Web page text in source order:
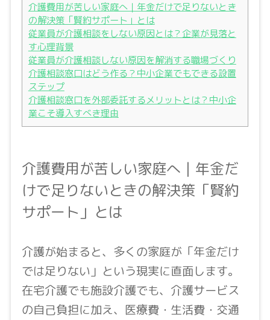
介護費用が苦しい家庭へ｜年金だけで足りないとき
の解決策「賢約サポート」とは
従業員が介護相談をしない原因とは？企業が見落と
す心理背景
従業員が介護相談しない原因を解消する職場づくり
介護相談窓口はどう作る？中小企業でもできる設置
ステップ
介護相談窓口を外部委託するメリットとは？中小企
業こそ導入すべき理由
介護費用が苦しい家庭へ｜年金だ
けで足りないときの解決策「賢約
サポート」とは
介護が始まると、多くの家庭が「年金だけ
では足りない」という現実に直面します。
在宅介護でも施設介護でも、介護サービス
の自己負担に加え、医療費・生活費・交通